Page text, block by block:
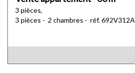
3 pièces,
3 pièces - 2 chambres - réf. 692V312A